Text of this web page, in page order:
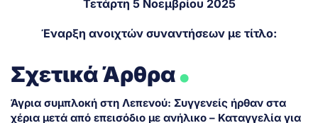
Τετάρτη 5 Νοεμβρίου 2025
Έναρξη ανοιχτών συναντήσεων με τίτλο:
Σχετικά Άρθρα.
Άγρια συμπλοκή στη Λεπενού: Συγγενείς ήρθαν στα
χέρια μετά από επεισόδιο με ανήλικο – Καταγγελία για